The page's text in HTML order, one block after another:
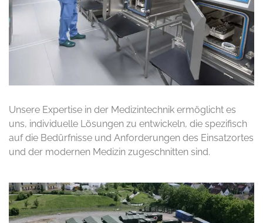
Unsere Expertise in der Medizintechnik ermöglicht es
uns, individuelle Lösungen zu entwickeln, die spezifisch
auf die Bedürfnisse und Anforderungen des Einsatzortes
und der modernen Medizin zugeschnitten sind.